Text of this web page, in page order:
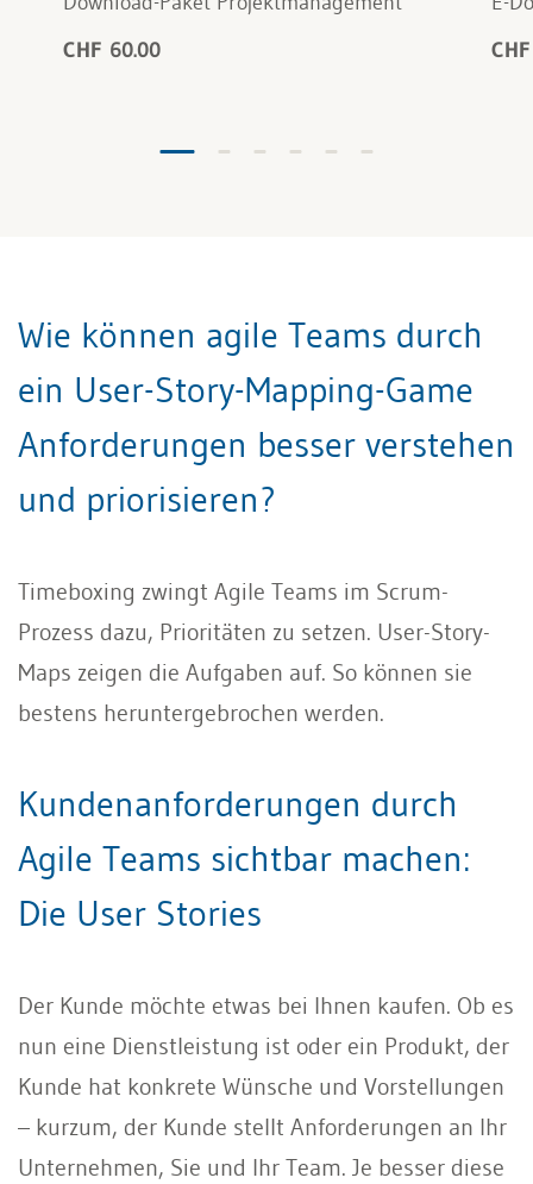
CHF 60.00
Wie können agile Teams durch
ein User-Story-Mapping-Game
Anforderungen besser verstehen
und priorisieren?
Timeboxing zwingt Agile Teams im Scrum-
Prozess dazu, Prioritäten zu setzen. User-Story-
Maps zeigen die Aufgaben auf. So können sie
bestens heruntergebrochen werden.
Kundenanforderungen durch
Agile Teams sichtbar machen:
Die User Stories
Der Kunde möchte etwas bei Ihnen kaufen. Ob es
nun eine Dienstleistung ist oder ein Produkt, der
Kunde hat konkrete Wünsche und Vorstellungen
– kurzum, der Kunde stellt Anforderungen an Ihr
Unternehmen, Sie und Ihr Team. Je besser diese